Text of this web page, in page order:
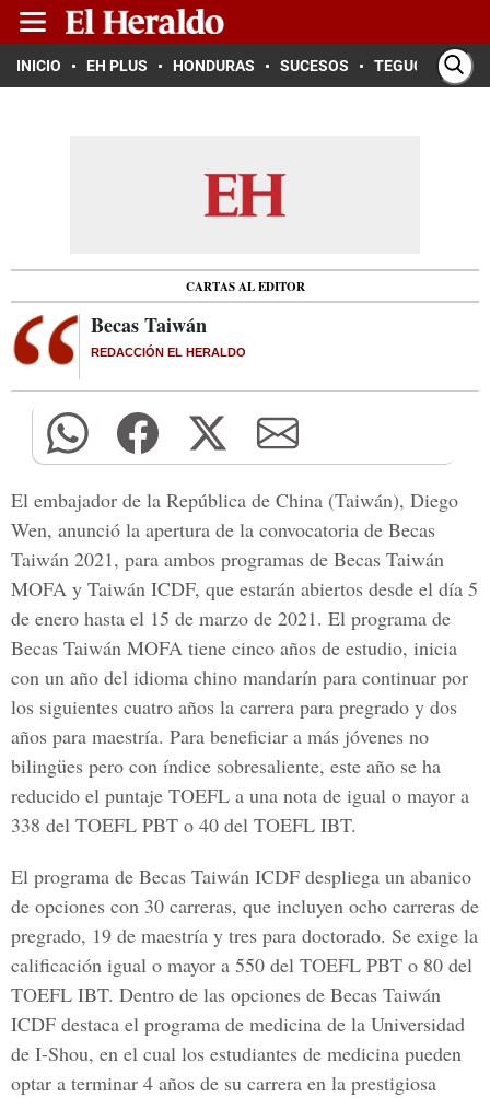
INICIO EH PLUS HONDURAS SUCESOS TEGUCIGALPA
CARTAS AL EDITOR
Becas Taiwán
REDACCIÓN EL HERALDO
El embajador de la República de China (Taiwán), Diego
Wen, anunció la apertura de la convocatoria de Becas
Taiwán 2021, para ambos programas de Becas Taiwán
MOFA y Taiwán ICDF, que estarán abiertos desde el día 5
de enero hasta el 15 de marzo de 2021. El programa de
Becas Taiwán MOFA tiene cinco años de estudio, inicia
con un año del idioma chino mandarín para continuar por
los siguientes cuatro años la carrera para pregrado y dos
años para maestría. Para beneficiar a más jóvenes no
bilingües pero con índice sobresaliente, este año se ha
reducido el puntaje TOEFL a una nota de igual o mayor a
338 del TOEFL PBT o 40 del TOEFL IBT.
El programa de Becas Taiwán ICDF despliega un abanico
de opciones con 30 carreras, que incluyen ocho carreras de
pregrado, 19 de maestría y tres para doctorado. Se exige la
calificación igual o mayor a 550 del TOEFL PBT o 80 del
TOEFL IBT. Dentro de las opciones de Becas Taiwán
ICDF destaca el programa de medicina de la Universidad
de I-Shou, en el cual los estudiantes de medicina pueden
optar a terminar 4 años de su carrera en la prestigiosa